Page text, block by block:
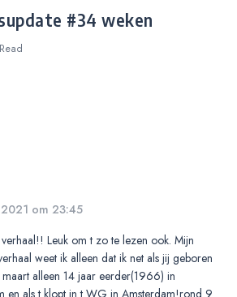
#34 weken
Read
om 23:45
Leuk om t zo te lezen ook. Mijn
weet ik alleen dat ik net als jij geboren
alleen 14 jaar eerder(1966) in
en als t klopt in t WG in Amsterdam!rond 9